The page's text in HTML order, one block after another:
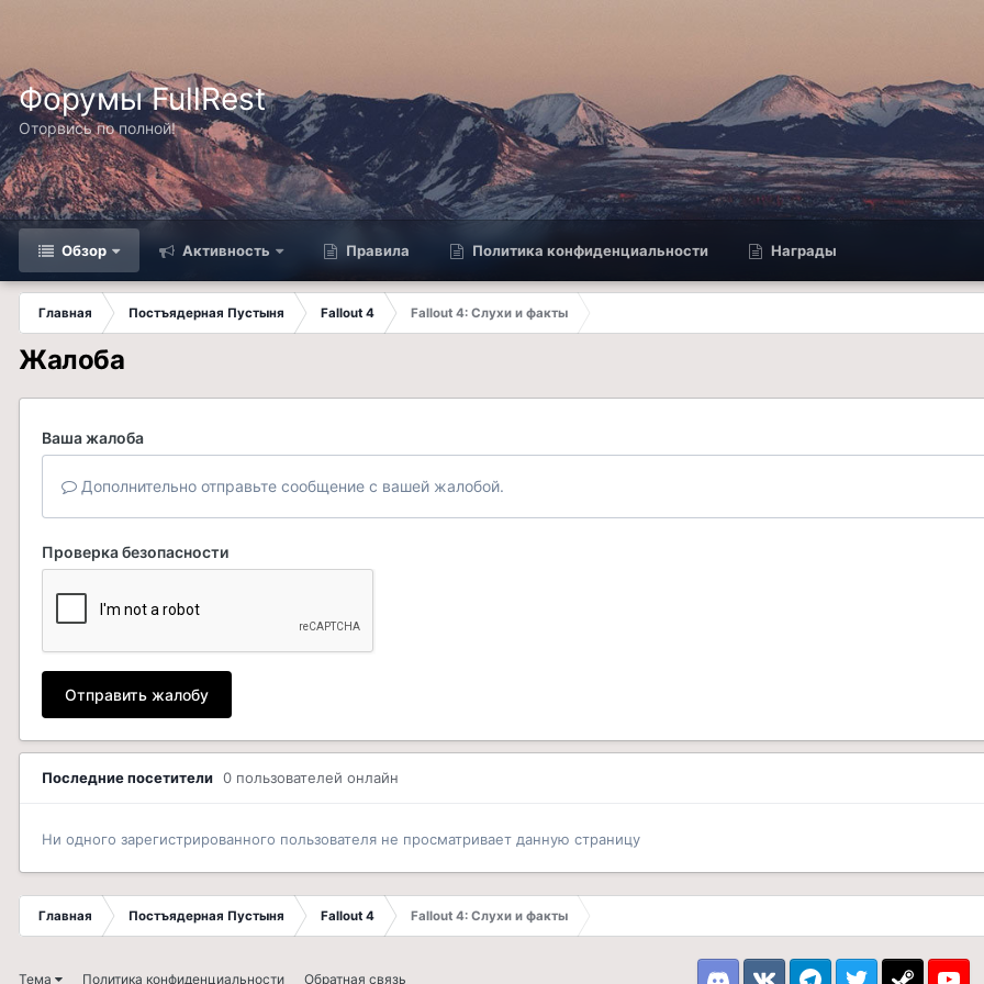
Форумы FullRest
Оторвись по полной!
Обзор Активность Правила Политика конфиденциальности Награды
Главная Постъядерная Пустыня Fallout 4
Fallout 4: Слухи и факты
Жалоба
Ваша жалоба
Дополнительно отправьте сообщение с вашей жалобой.
Проверка безопасности
Отправить жалобу
Последние посетители 0 пользователей онлайн
Ни одного зарегистрированного пользователя не просматривает данную страницу
Главная Постъядерная Пустыня Fallout 4 Fallout 4: Слухи и факты
Тема Политика конфиденциальности Обратная связь